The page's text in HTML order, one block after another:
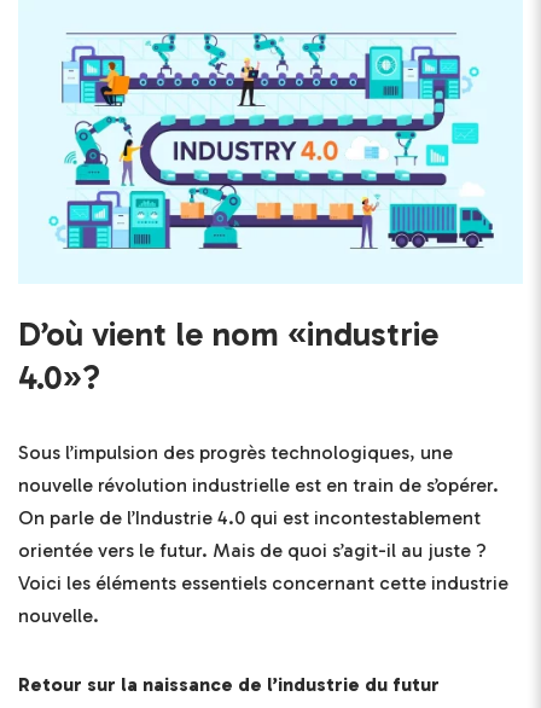
D’où vient le nom «industrie
4.0»?
Sous l’impulsion des progrès technologiques, une
nouvelle révolution industrielle est en train de s’opérer.
On parle de l’Industrie 4.0 qui est incontestablement
orientée vers le futur. Mais de quoi s’agit-il au juste ?
Voici les éléments essentiels concernant cette industrie
nouvelle.
Retour sur la naissance de l’industrie du futur